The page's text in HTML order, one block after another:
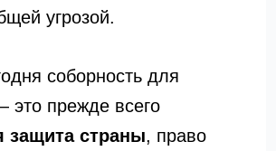
угрозой.
соборность для
это прежде всего
защита страны, право